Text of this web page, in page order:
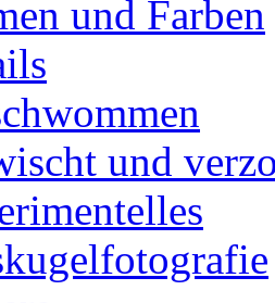
und Farben
und